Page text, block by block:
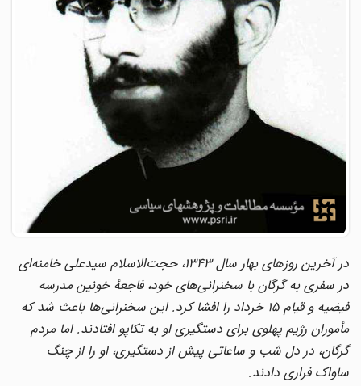
در آخرین روزهای بهار سال ۱۳۴۳، حجت‌الاسلام سیدعلی خامنه‌ای
در سفری به گرگان با سخنرانی‌های خود، فاجعهٔ خونین مدرسه
فیضیه و قیام ۱۵ خرداد را افشا کرد. این سخنرانی‌ها باعث شد که
مأموران رژیم پهلوی برای دستگیری او به تکاپو افتادند. اما مردم
گرگان، در دل شب و ساعاتی پیش از دستگیری، او را از چنگ
ساواک فراری دادند.